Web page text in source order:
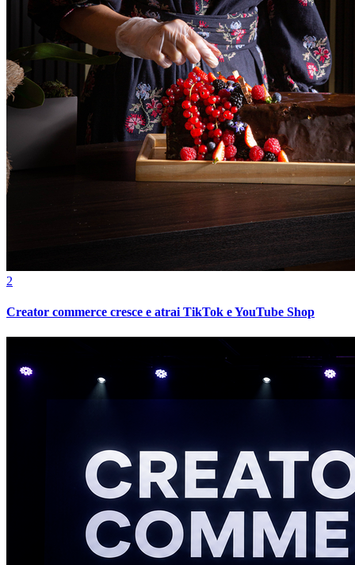
Vasco
2
Creator commerce cresce e atrai TikTok e YouTube Shop